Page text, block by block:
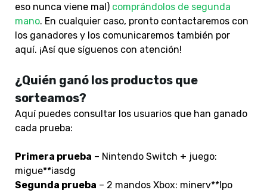
eso nunca viene mal) comprándolos de segunda
mano. En cualquier caso, pronto contactaremos con
los ganadores y los comunicaremos también por
aquí. ¡Así que síguenos con atención!
¿Quién ganó los productos que
sorteamos?
Aquí puedes consultar los usuarios que han ganado
cada prueba:
Primera prueba – Nintendo Switch + juego:
migue**iasdg
Segunda prueba – 2 mandos Xbox: minerv**lpo